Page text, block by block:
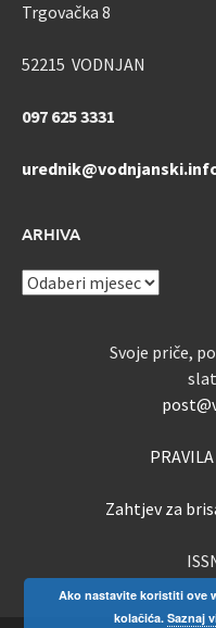
Trgovačka 8
52215 VODNJAN
097 625 3331
ARHIVA
ARHIVA
Svoje priče,
Zahtjev za
Ako nastavite koristiti ove
kolačića. Saznaj